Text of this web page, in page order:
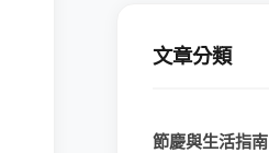
文章分類
節慶與生活指南